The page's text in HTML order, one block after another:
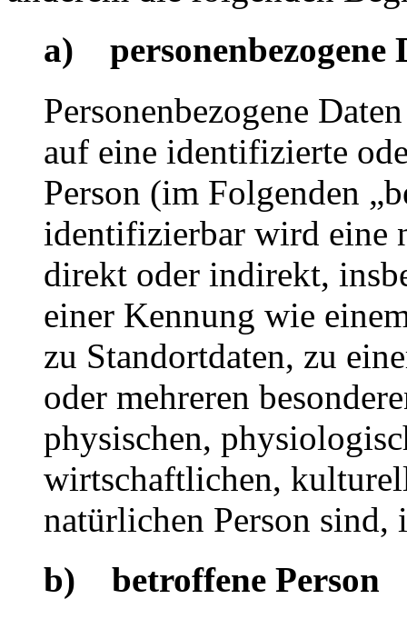
a) personenbezogene
Personenbezogene
auf eine identifizierte
Person (im Folgenden
identifizierbar wird eine
direkt oder indirekt,
einer Kennung wie
zu Standortdaten, zu
oder mehreren
physischen,
wirtschaftlichen,
natürlichen Person
b) betroffene Person